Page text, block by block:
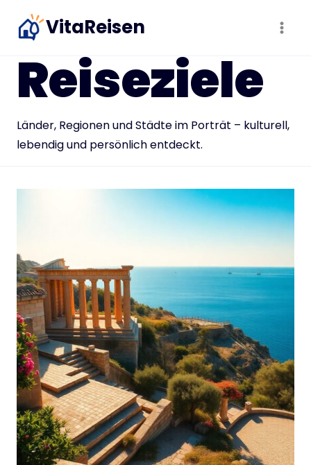
Inhalt
VitaReisen
Reiseziele
Länder, Regionen und Städte im Porträt – kulturell,
lebendig und persönlich entdeckt.